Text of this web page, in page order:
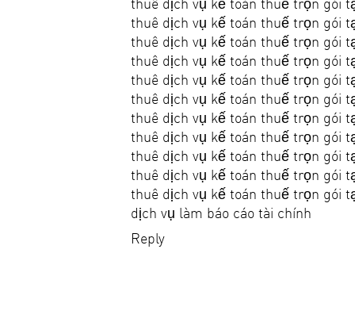
thuê dịch vụ kế toán thuế trọn gói
thuê dịch vụ kế toán thuế trọn gói
thuê dịch vụ kế toán thuế trọn gói
thuê dịch vụ kế toán thuế trọn gói
thuê dịch vụ kế toán thuế trọn gói
thuê dịch vụ kế toán thuế trọn gói
thuê dịch vụ kế toán thuế trọn gói
thuê dịch vụ kế toán thuế trọn gói
thuê dịch vụ kế toán thuế trọn gói
thuê dịch vụ kế toán thuế trọn gói
thuê dịch vụ kế toán thuế trọn gói
dịch vụ làm báo cáo tài chính
Reply